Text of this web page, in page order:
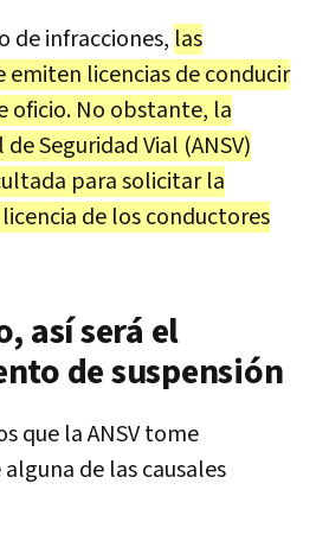
de infracciones, las
emiten licencias de conducir
oficio. No obstante, la
Seguridad Vial (ANSV)
para solicitar la
de los conductores
así será el
de suspensión
que la ANSV tome
de las causales